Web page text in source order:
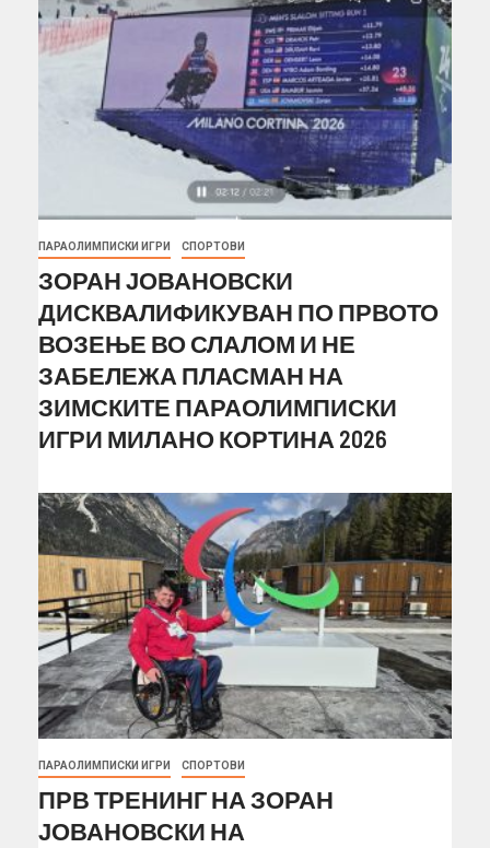
ПАРАОЛИМПИСКИ ИГРИ СПОРТОВИ
ЗОРАН ЈОВАНОВСКИ
ДИСКВАЛИФИКУВАН ПО ПРВОТО
ВОЗЕЊЕ ВО СЛАЛОМ И НЕ
ЗАБЕЛЕЖА ПЛАСМАН НА
ЗИМСКИТЕ ПАРАОЛИМПИСКИ
ИГРИ МИЛАНО КОРТИНА 2026
ПАРАОЛИМПИСКИ ИГРИ СПОРТОВИ
ПРВ ТРЕНИНГ НА ЗОРАН
ЈОВАНОВСКИ НА